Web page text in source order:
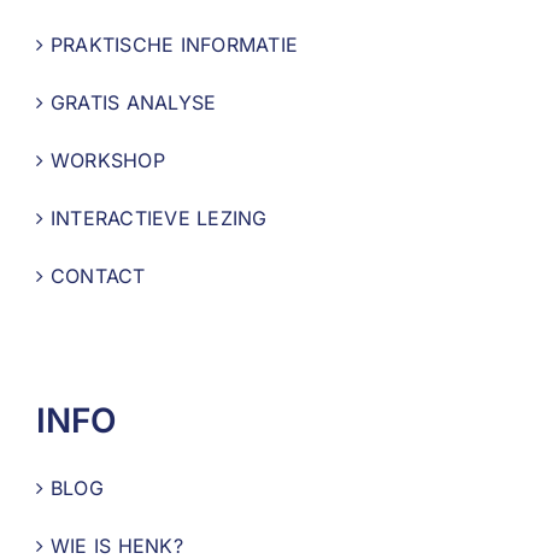
PRAKTISCHE INFORMATIE
GRATIS ANALYSE
WORKSHOP
INTERACTIEVE LEZING
CONTACT
INFO
BLOG
WIE IS HENK?